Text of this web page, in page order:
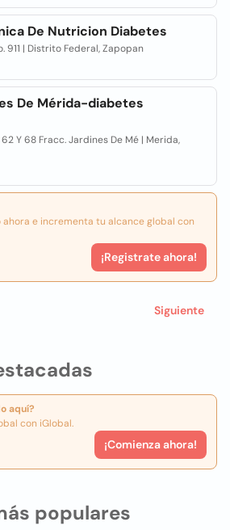
aquí?
con iGlobal.
¡Comienza ahora!
De Nutricion Diabetes
911 | Distrito Federal, Zapopan
De Mérida-diabetes
Y 68 Fracc. Jardines De Mé | Merida,
e incrementa tu alcance global con
¡Registrate ahora!
Siguiente
populares